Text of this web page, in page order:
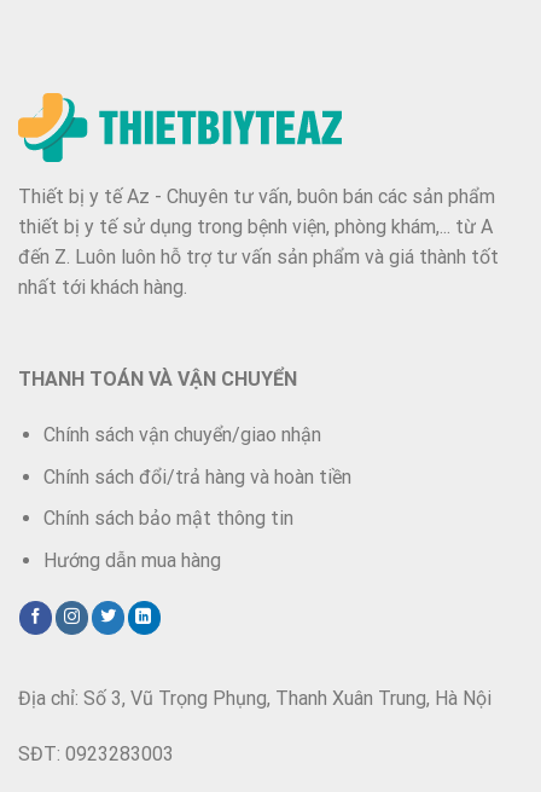
Thiết bị y tế Az - Chuyên tư vấn, buôn bán các sản phẩm
thiết bị y tế sử dụng trong bệnh viện, phòng khám,... từ A
đến Z. Luôn luôn hỗ trợ tư vấn sản phẩm và giá thành tốt
nhất tới khách hàng.
Địa chỉ: Số 3, Vũ Trọng Phụng, Thanh Xuân Trung, Hà Nội
SĐT: 0923283003
THANH TOÁN VÀ VẬN CHUYỂN
Chính sách vận chuyển/giao nhận
Chính sách đổi/trả hàng và hoàn tiền
Chính sách bảo mật thông tin
Hướng dẫn mua hàng